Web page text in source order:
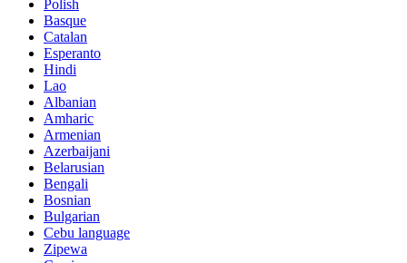
Polish
Basque
Catalan
Esperanto
Hindi
Lao
Albanian
Amharic
Armenian
Azerbaijani
Belarusian
Bengali
Bosnian
Bulgarian
Cebu language
Zipewa